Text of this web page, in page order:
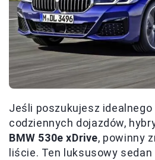
Jeśli poszukujesz idealnego
codziennych dojazdów,
BMW 530e xDrive, powinny
liście. Ten luksusowy